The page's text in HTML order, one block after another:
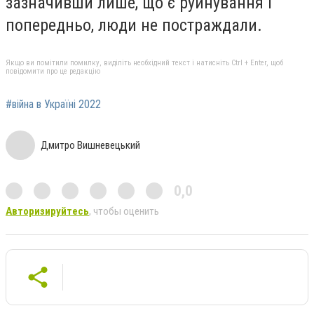
попередньо, люди не постраждали.
Якщо ви помітили помилку, виділіть необхідний текст і натисніть Ctrl + Enter, щоб
повідомити про це редакцію
#війна в Україні 2022
Дмитро Вишневецький
0,0
Авторизируйтесь, чтобы оценить